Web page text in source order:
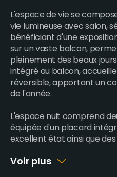
L'espace de vie se
vie lumineuse avec salon,
bénéficiant d'une
sur un vaste balcon,
pleinement des beaux
intégré au balcon,
réversible, apportant un
de l'année.
L'espace nuit comprend
équipée d'un placard
excellent état ainsi que
Voir plus